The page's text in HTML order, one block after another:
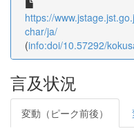
https://
char/ja/
(info:doi/10.57292/
言及状況
変動（ピーク前後）